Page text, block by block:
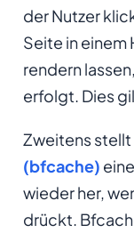
der Nutzer
Seite in
rendern
erfolgt. Dies
Zweitens
(bfcache)
wieder her,
drückt.